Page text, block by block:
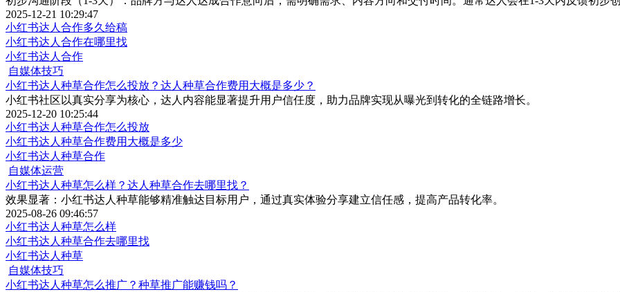
2025-12-21 10:29:47
小红书达人合作多久给稿
小红书达人合作在哪里找
小红书达人合作
自媒体技巧
小红书达人种草合作怎么投放？达人种草合作费用大概是多少？
小红书社区以真实分享为核心，达人内容能显著提升用户信任度，助力品牌实现从曝光到转化的全链路增长。
2025-12-20 10:25:44
小红书达人种草合作怎么投放
小红书达人种草合作费用大概是多少
小红书达人种草合作
自媒体运营
小红书达人种草怎么样？达人种草合作去哪里找？
效果显著：小红书达人种草能够精准触达目标用户，通过真实体验分享建立信任感，提高产品转化率。
2025-08-26 09:46:57
小红书达人种草怎么样
小红书达人种草合作去哪里找
小红书达人种草
自媒体技巧
小红书达人种草怎么推广？种草推广能赚钱吗？